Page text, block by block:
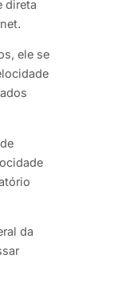
direta
ele se
da